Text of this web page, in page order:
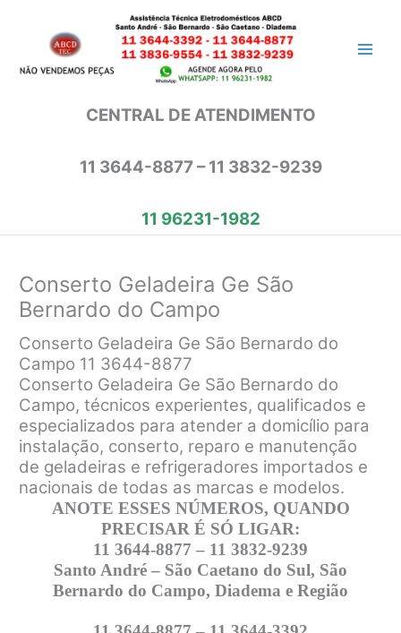
conteúdo
CENTRAL DE ATENDIMENTO
11 3644-8877 – 11 3832-9239
11 96231-1982
Conserto Geladeira Ge São
Bernardo do Campo
Conserto Geladeira Ge São Bernardo do
Campo 11 3644-8877
Conserto Geladeira Ge São Bernardo do
Campo, técnicos experientes, qualificados e
especializados para atender a domicílio para
instalação, conserto, reparo e manutenção
de geladeiras e refrigeradores importados e
nacionais de todas as marcas e modelos.
ANOTE ESSES NÚMEROS, QUANDO
PRECISAR É SÓ LIGAR:
11 3644-8877 – 11 3832-9239
Santo André – São Caetano do Sul, São
Bernardo do Campo, Diadema e Região